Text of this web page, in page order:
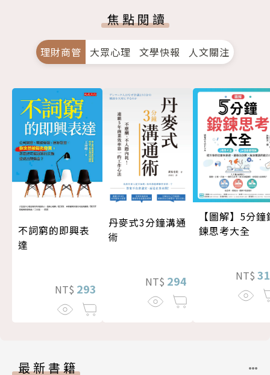
焦點閱讀
理財商管 大眾心理 文學快報 人文關注
不詞窮的即興表
達
NT$ 293
丹麥式3分鐘溝通
術
NT$ 294
【圖解】5分鐘
鍊思考大全
NT$
最新書籍